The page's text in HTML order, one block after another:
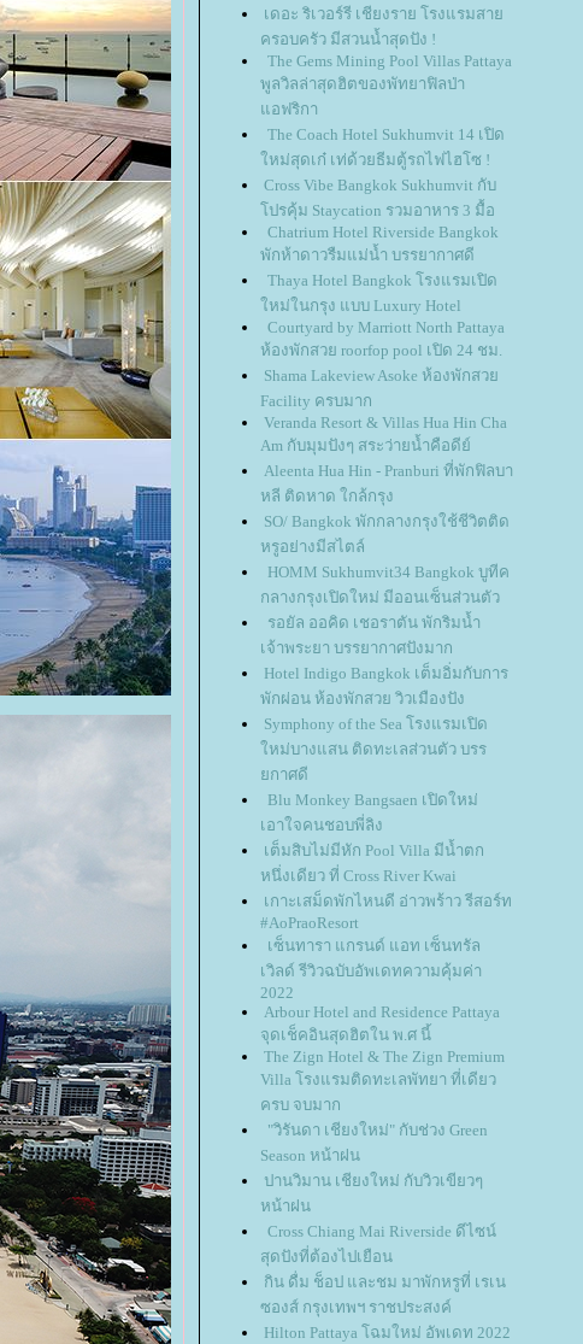
เดอะ ริเวอร์รี เชียงราย โรงแรมสา
ครอบครัว มีสวนน้ำสุดปัง !
The Gems Mining Pool Villas Pattaya
พูลวิลล่าสุดฮิตของพัทยาฟิลป่า
อฟริกา
The Coach Hotel Sukhumvit 14 เปิด
หม่สุดเก๋ เท่ด้วยธีมตู้รถไฟไฮโซ !
Cross Vibe Bangkok Sukhumvit กับ
ปรคุ้ม Staycation รวมอาหาร 3 มื้อ
Chatrium Hotel Riverside Bangkok
พักห้าดาวรืมแม่น้ำ บรรยากาศดี
Thaya Hotel Bangkok โรงแรมเปิด
หม่ในกรุง แบบ Luxury Hotel
Courtyard by Marriott North Pattaya
ห้องพักสวย roorfop pool เปิด 24 ชม.
Shama Lakeview Asoke ห้องพักสว
Facility ครบมาก
Veranda Resort & Villas Hua Hin Cha
Am กับมุมปังๆ สระว่ายน้ำคือดีย์
Aleenta Hua Hin - Pranburi ที่พักฟิลบา
หลี ติดหาด ใกล้กรุง
SO/ Bangkok พักกลางกรุงใช้ชีวิตติด
หรูอย่างมีสไตล์
HOMM Sukhumvit34 Bangkok บูทีค
กลางกรุงเปิดใหม่ มีออนเซ็นส่วนตัว
รอยัล ออคิด เชอราตัน พักริมน้ำ
เจ้าพระยา บรรยากาศปังมาก
Hotel Indigo Bangkok เต็มอิ่มกับการ
พักผ่อน ห้องพักสวย วิวเมืองปัง
Symphony of the Sea โรงแรมเปิด
หม่บางแสน ติดทะเลส่วนตัว บรร
กาศดี
Blu Monkey Bangsaen เปิดใหม่
เอาใจคนชอบพี่ลิง
เต็มสิบไม่มีหัก Pool Villa มีน้ำตก
หนึ่งเดียว ที่ Cross River Kwai
เกาะเสม็ดพักไหนดี อ่าวพร้าว รีสอร์ท
#AoPraoResort
เซ็นทารา แกรนด์ แอท เซ็นทรัล
เวิลด์ รีวิวฉบับอัพเดทความคุ้มค่า
2022
Arbour Hotel and Residence Pattaya
จุดเช็คอินสุดฮิตใน พ.ศ นี้
The Zign Hotel & The Zign Premium
Villa โรงแรมติดทะเลพัทยา ที่เดียว
ครบ จบมาก
"วิรันดา เชียงใหม่" กับช่วง Green
Season หน้าฝน
ปานวิมาน เชียงใหม่ กับวิวเขียวๆ
หน้าฝน
Cross Chiang Mai Riverside ดีไซน์
สุดปังที่ต้องไปเยือน
กิน ดื่ม ช็อป และชม มาพักหรูที่ เรเน
ซองส์ กรุงเทพฯ ราชประสงค์
Hilton Pattaya โฉมใหม่ อัพเดท 2022